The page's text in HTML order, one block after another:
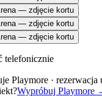
telefonicznie
Playmore · rezerwacja
Wypróbuj Playmore